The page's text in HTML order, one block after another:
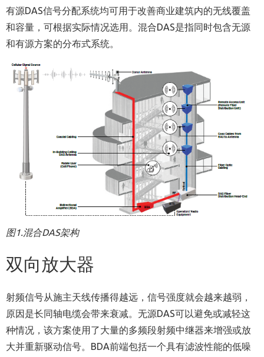
有源DAS信号分配系统均可用于改善商业建筑内的无线覆盖
和容量，可根据实际情况选用。混合DAS是指同时包含无源
和有源方案的分布式系统。
图1.混合DAS架构
双向放大器
射频信号从施主天线传播得越远，信号强度就会越来越弱，
原因是长同轴电缆会带来衰减。无源DAS可以避免或减轻这
种情况，该方案使用了大量的多频段射频中继器来增强或放
大并重新驱动信号。BDA前端包括一个具有滤波性能的低噪